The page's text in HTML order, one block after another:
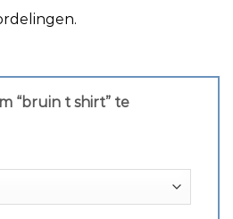
“bruin t shirt” te